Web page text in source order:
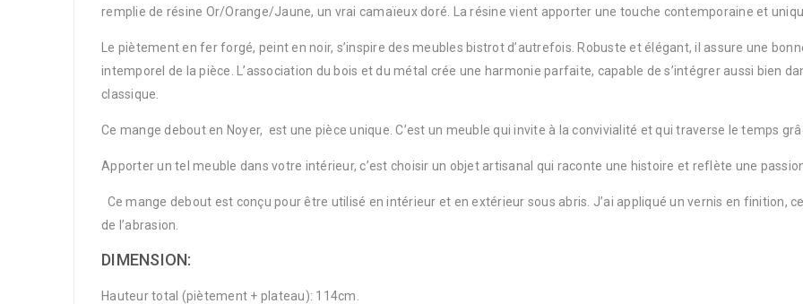
remplie de résine Or/Orange/Jaune, un vrai camaïeux doré. La résine vient apporter une touche contemporaine et
Le piètement en fer forgé, peint en noir, s’inspire des meubles bistrot d’autrefois. Robuste et élégant, il assure une
intemporel de la pièce. L’association du bois et du métal crée une harmonie parfaite, capable de s’intégrer aussi bien
classique.
Ce mange debout en Noyer, est une pièce unique. C’est un meuble qui invite à la convivialité et qui traverse le temps
Apporter un tel meuble dans votre intérieur, c’est choisir un objet artisanal qui raconte une histoire et reflète une
Ce mange debout est conçu pour être utilisé en intérieur et en extérieur sous abris. J’ai appliqué un vernis en finition,
de l’abrasion.
DIMENSION:
Hauteur total (piètement + plateau): 114cm.